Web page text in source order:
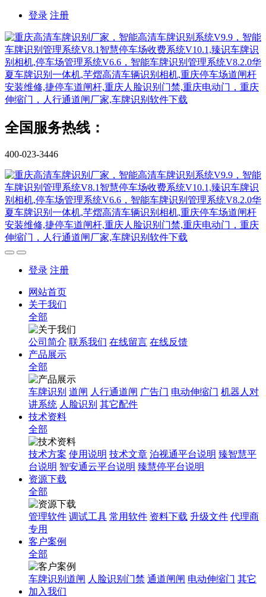
登录 注册
全国服务热线：
400-023-3446
登录 注册
网站首页
关于我们
全部
公司简介 联系我们 在线留言 在线反馈
产品展示
全部
车牌识别 道闸 人行通道闸 广告门 电动伸缩门 机器人对
讲系统 人脸识别 其它配件
技术资料
全部
技术方案 使用说明 技术文章 泊视通平台说明 臻智慧平
台说明 智安通云平台说明 臻慧停平台说明
资源下载
全部
管理软件 调试工具 常用软件 资料下载 升级文件 代理商
专用
客户案例
全部
车牌识别道闸 人脸识别门禁 通道闸闸 电动伸缩门 其它
加入我们